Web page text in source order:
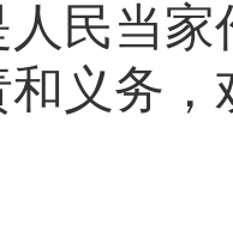
民当
义务